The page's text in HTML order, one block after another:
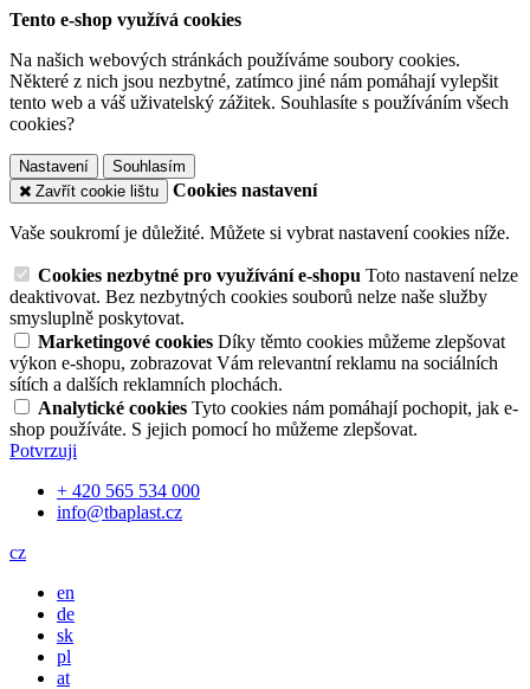
Tento e-shop využívá cookies
Na našich webových stránkách používáme soubory cookies.
Některé z nich jsou nezbytné, zatímco jiné nám pomáhají vylepšit
tento web a váš uživatelský zážitek. Souhlasíte s používáním všech
cookies?
Nastavení
Souhlasím
Zavřít cookie lištu
Cookies nastavení
Vaše soukromí je důležité. Můžete si vybrat nastavení cookies níže.
Cookies nezbytné pro využívání e-shopu Toto nastavení nelze
deaktivovat. Bez nezbytných cookies souborů nelze naše služby
smysluplně poskytovat.
Marketingové cookies Díky těmto cookies můžeme zlepšovat
výkon e-shopu, zobrazovat Vám relevantní reklamu na sociálních
sítích a dalších reklamních plochách.
Analytické cookies Tyto cookies nám pomáhají pochopit, jak e-
shop používáte. S jejich pomocí ho můžeme zlepšovat.
Potvrzuji
+ 420 565 534 000
info@tbaplast.cz
cz
en
de
sk
pl
at